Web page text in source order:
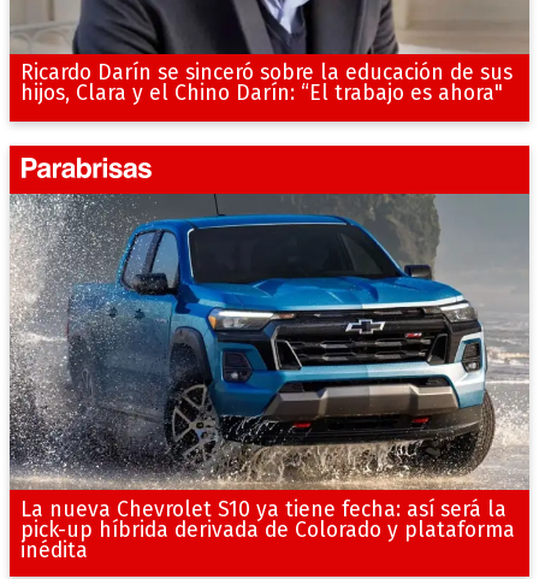
Ricardo Darín se sinceró sobre la educación de sus
hijos, Clara y el Chino Darín: “El trabajo es ahora"
La nueva Chevrolet S10 ya tiene fecha: así será la
pick-up híbrida derivada de Colorado y plataforma
inédita